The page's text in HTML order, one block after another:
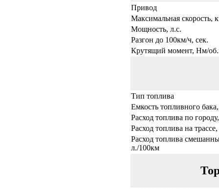
Привод
Максимальная скорость,
Мощность, л.с.
Разгон до 100км/ч, сек.
Крутящий момент, Нм/
Тип топлива
Емкость топливного
Расход топлива по
Расход топлива на
Расход топлива
л./100км